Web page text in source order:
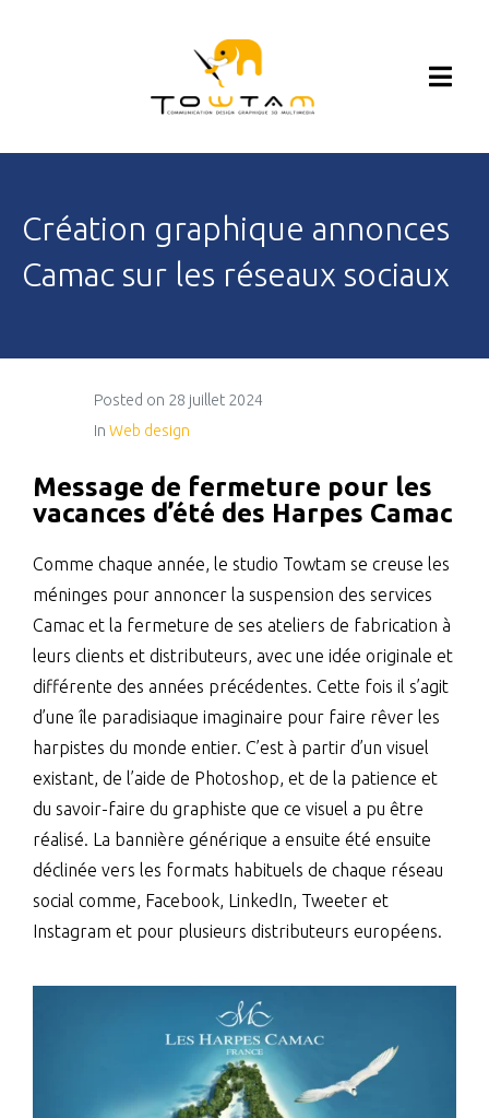
Création graphique annonces
Camac sur les réseaux sociaux
Posted on 28 juillet 2024
In Web design
Message de fermeture pour les
vacances d’été des Harpes Camac
Comme chaque année, le studio Towtam se creuse les
méninges pour annoncer la suspension des services
Camac et la fermeture de ses ateliers de fabrication à
leurs clients et distributeurs, avec une idée originale et
différente des années précédentes. Cette fois il s’agit
d’une île paradisiaque imaginaire pour faire rêver les
harpistes du monde entier. C’est à partir d’un visuel
existant, de l’aide de Photoshop, et de la patience et
du savoir-faire du graphiste que ce visuel a pu être
réalisé. La bannière générique a ensuite été ensuite
déclinée vers les formats habituels de chaque réseau
social comme, Facebook, LinkedIn, Tweeter et
Instagram et pour plusieurs distributeurs européens.